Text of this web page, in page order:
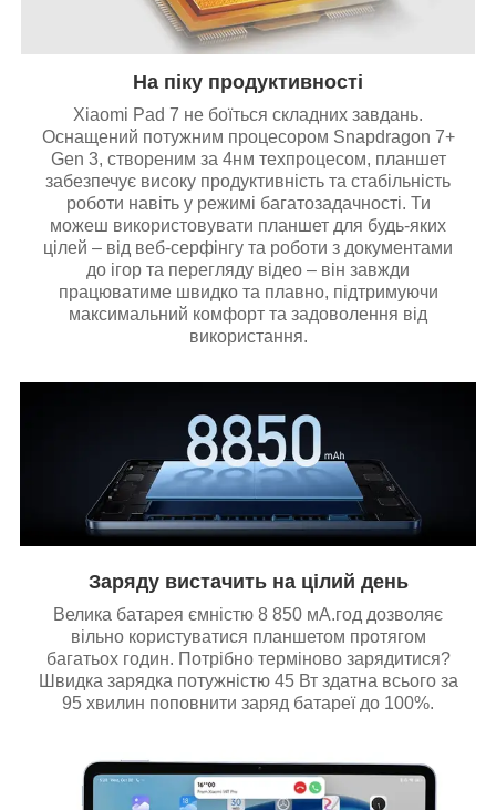
На піку продуктивності
Xiaomi Pad 7 не боїться складних завдань.
Оснащений потужним процесором Snapdragon 7+
Gen 3, створеним за 4нм техпроцесом, планшет
забезпечує високу продуктивність та стабільність
роботи навіть у режимі багатозадачності. Ти
можеш використовувати планшет для будь-яких
цілей – від веб-серфінгу та роботи з документами
до ігор та перегляду відео – він завжди
працюватиме швидко та плавно, підтримуючи
максимальний комфорт та задоволення від
використання.
Заряду вистачить на цілий день
Велика батарея ємністю 8 850 мА.год дозволяє
вільно користуватися планшетом протягом
багатьох годин. Потрібно терміново зарядитися?
Швидка зарядка потужністю 45 Вт здатна всього за
95 хвилин поповнити заряд батареї до 100%.